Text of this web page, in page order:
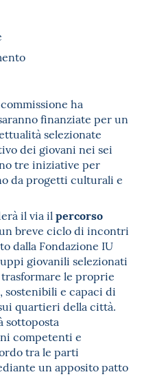
ha
finanziate per un
selezionate
dei giovani nei sei
tre iniziative per
da progetti culturali e
il via il percorso
breve ciclo di incontri
dalla Fondazione IU
giovanili selezionati
le proprie
e capaci di
quartieri della città.
sottoposta
competenti e
tra le parti
un apposito patto